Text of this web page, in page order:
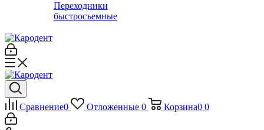
Переходники
быстросъемные
Сравнение0 Отложенные 0 Корзина0 0